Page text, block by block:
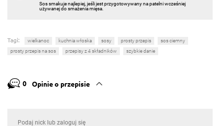
Sos smakuje najlepiej, jeśli jest przygotowywany na patelni wcześniej
używanej do smażenia mięsa.
Tagi: wielkanoc kuchnia włoska sosy prosty przepis
sos ciemny
prosty przepis na sos
przepisy z 4 składników szybkie danie
0 Opinie o przepisie